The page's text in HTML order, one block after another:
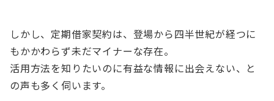
しかし、定期借家契約は、登場から四半世紀が経つに
もかかわらず未だマイナーな存在。
活用方法を知りたいのに有益な情報に出会えない、と
の声も多く伺います。